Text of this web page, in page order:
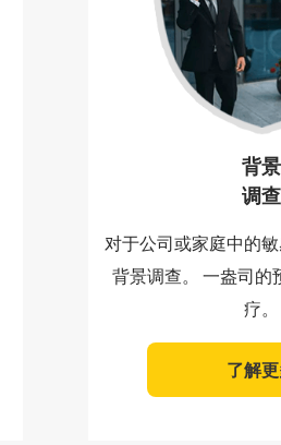
背景
调查
对于公司或家庭中的
背景调查。 一盎司的
疗。
了解